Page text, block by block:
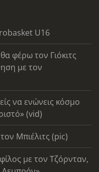
U16
φέρω τον Γιόκιτς
με τον
να ενώνεις κόσμο
(vid)
Μπιέλιτς (pic)
με τον Τζόρνταν,